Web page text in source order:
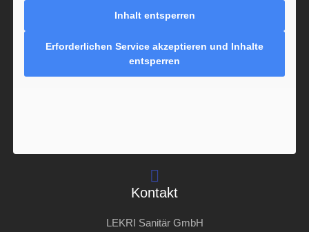
Inhalt entsperren
Erforderlichen Service akzeptieren und Inhalte
entsperren
Kontakt
LEKRI Sanitär GmbH